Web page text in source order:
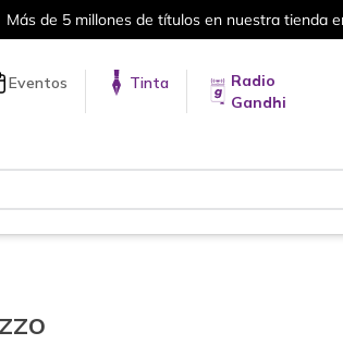
nuestra tienda en línea.
Eventos Tinta
Radio
Gandhi